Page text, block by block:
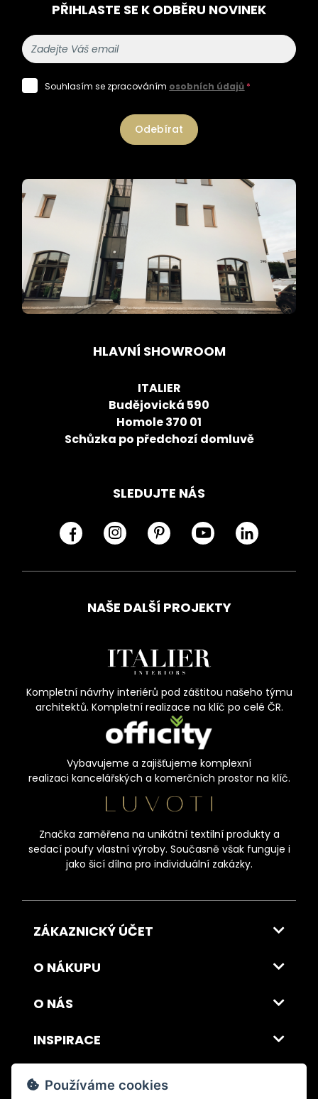
PŘIHLASTE SE K ODBĚRU NOVINEK
Souhlasím se zpracováním osobních údajů *
Odebírat
HLAVNÍ SHOWROOM
ITALIER
Budějovická 590
Homole 370 01
Schůzka po předchozí domluvě
SLEDUJTE NÁS
NAŠE DALŠÍ PROJEKTY
Kompletní návrhy interiérů pod záštitou našeho týmu
architektů. Kompletní realizace na klíč po celé ČR.
Vybavujeme a zajišťujeme komplexní
realizaci kancelářských a komerčních prostor na klíč.
Značka zaměřena na unikátní textilní produkty a
sedací poufy vlastní výroby. Současně však funguje i
jako šicí dílna pro individuální zakázky.
ZÁKAZNICKÝ ÚČET
O NÁKUPU
O NÁS
INSPIRACE
DOPRAVA A PLATBA
Používáme cookies